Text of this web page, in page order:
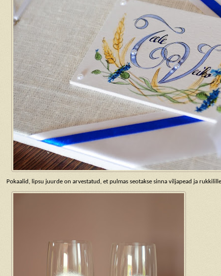
Pokaalid, lipsu juurde on arvestatud, et pulmas seotakse sinna viljapead ja